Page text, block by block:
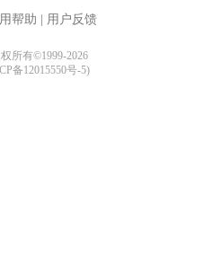
帮助 用户反馈
所有©1999-2026
备12015550号-5)